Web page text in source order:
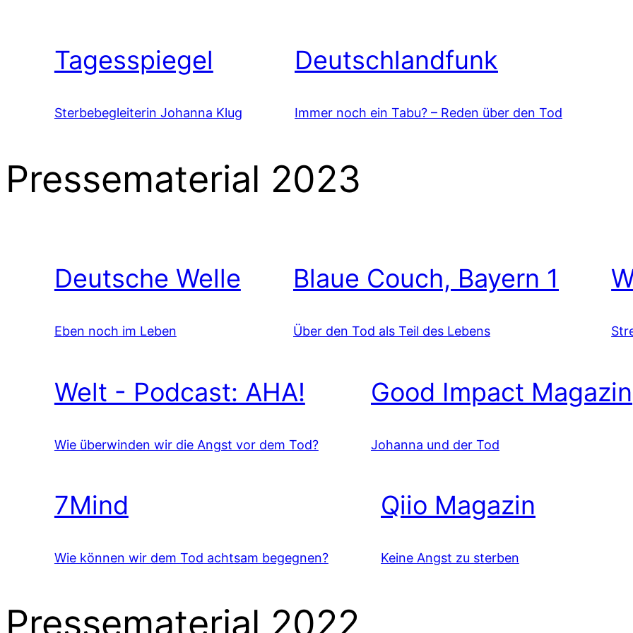
Tagesspiegel
Sterbebegleiterin Johanna Klug
Deutschlandfunk
Immer noch ein Tabu? – Reden über den Tod
Pressematerial 2023
Deutsche Welle
Eben noch im Leben
Blaue Couch, Bayern 1
Über den Tod als Teil des Lebens
Welt - Podcast: AHA!
Wie überwinden wir die Angst vor dem Tod?
Good Impact Magazin
Johanna und der Tod
7Mind
Wie können wir dem Tod achtsam begegnen?
Qiio Magazin
Keine Angst zu sterben
Pressematerial 2022